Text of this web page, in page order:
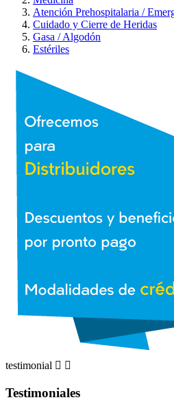
Atención Prehospitalaria /
Cuidado y Cierre de Heridas
Gasa / Algodón
Estériles
testimonial  
Testimoniales